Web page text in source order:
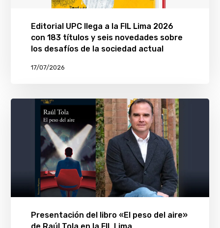
Editorial UPC llega a la FIL Lima 2026
con 183 títulos y seis novedades sobre
los desafíos de la sociedad actual
17/07/2026
Presentación del libro «El peso del aire»